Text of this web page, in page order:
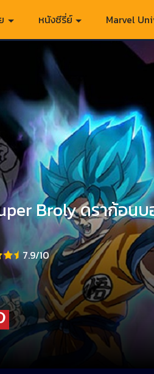
หนังซีรี่ย์ Marvel
Broly ดราก้อน
7.9/10